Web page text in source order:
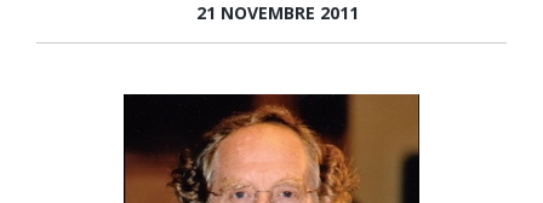
21 NOVEMBRE 2011